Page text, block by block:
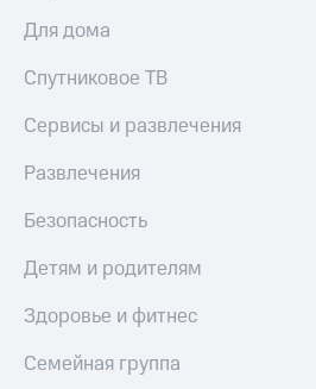
Для дома
Спутниковое ТВ
Сервисы и развлечения
Развлечения
Безопасность
Детям и родителям
Здоровье и фитнес
Семейная группа